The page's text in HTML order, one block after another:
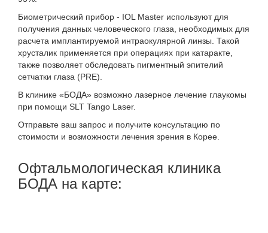
Биометрический прибор - IOL Master используют для
получения данных человеческого глаза, необходимых для
расчета имплантируемой интраокулярной линзы. Такой
хрусталик применяется при операциях при катаракте,
также позволяет обследовать пигментный эпителий
сетчатки глаза (PRE).
В клинике «БОДА» возможно лазерное лечение глаукомы
при помощи SLT Tango Laser.
Отправьте ваш запрос и получите консультацию по
стоимости и возможности лечения зрения в Корее.
Офтальмологическая клиника
БОДА на карте: